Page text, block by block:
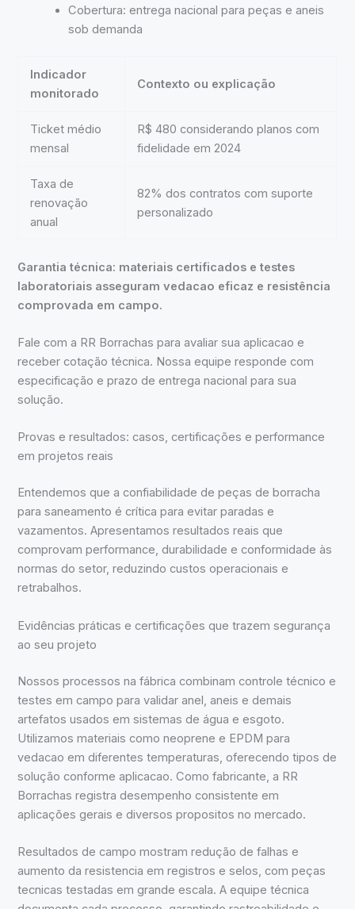
Cobertura: entrega nacional para peças e aneis
sob demanda
Indicador
monitorado
Contexto ou explicação
Ticket médio
mensal
R$ 480 considerando planos com
fidelidade em 2024
Taxa de
renovação
anual
82% dos contratos com suporte
personalizado
Garantia técnica: materiais certificados e testes
laboratoriais asseguram vedacao eficaz e resistência
comprovada em campo.
Fale com a RR Borrachas para avaliar sua aplicacao e
receber cotação técnica. Nossa equipe responde com
especificação e prazo de entrega nacional para sua
solução.
Provas e resultados: casos, certificações e performance
em projetos reais
Entendemos que a confiabilidade de peças de borracha
para saneamento é crítica para evitar paradas e
vazamentos. Apresentamos resultados reais que
comprovam performance, durabilidade e conformidade às
normas do setor, reduzindo custos operacionais e
retrabalhos.
Evidências práticas e certificações que trazem segurança
ao seu projeto
Nossos processos na fábrica combinam controle técnico e
testes em campo para validar anel, aneis e demais
artefatos usados em sistemas de água e esgoto.
Utilizamos materiais como neoprene e EPDM para
vedacao em diferentes temperaturas, oferecendo tipos de
solução conforme aplicacao. Como fabricante, a RR
Borrachas registra desempenho consistente em
aplicações gerais e diversos propositos no mercado.
Resultados de campo mostram redução de falhas e
aumento da resistencia em registros e selos, com peças
tecnicas testadas em grande escala. A equipe técnica